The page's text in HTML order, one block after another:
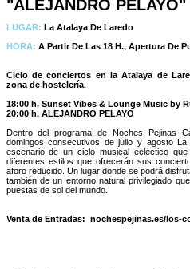
"ALEJANDRO PELAYO"
LUGAR: La Atalaya De Laredo
HORA: A Partir De Las 18 H., Apertura De
Ciclo de conciertos en la Atalaya de
zona de hostelería.
18:00 h. Sunset Vibes & Lounge Music by
20:00 h. ALEJANDRO PELAYO
Dentro del programa de Noches Pejinas
domingos consecutivos de julio y agosto
escenario de un ciclo musical ecléctico
diferentes estilos que ofrecerán sus
aforo reducido. Un lugar donde se podrá
también de un entorno natural privilegiado
puestas de sol del mundo.
Venta de Entradas: nochespejinas.es/los-